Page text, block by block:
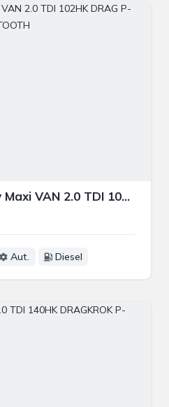
Volkswagen Caddy Maxi VAN 2.0 TDI 102HK DRAG P-VÄRM FARTHÅLLARE BLUETOOTH
Aut. Diesel